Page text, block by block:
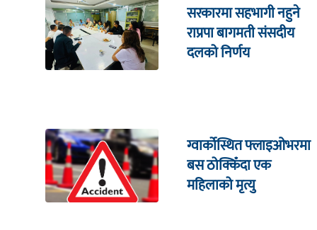
सरकारमा सहभागी नहुने
राप्रपा बागमती संसदीय
दलको निर्णय
ग्वार्कोस्थित फ्लाइओभरमा
बस ठोक्किँदा एक
महिलाको मृत्यु